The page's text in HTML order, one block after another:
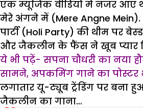
एक म्यूजिक वीडियो में नजर आए
मेरे अंगने में (Mere Angne Mein).
पार्टी (Holi Party) की थीम पर
और जैकलीन के फैंस ने खूब प्यार
ये भी पढ़ें- सपना चौधरी का नया
सामने, अपकमिंग गाने का पोस्टर
लगातार यू-ट्यूब ट्रेंडिंग पर बना
जैकलीन का गाना…